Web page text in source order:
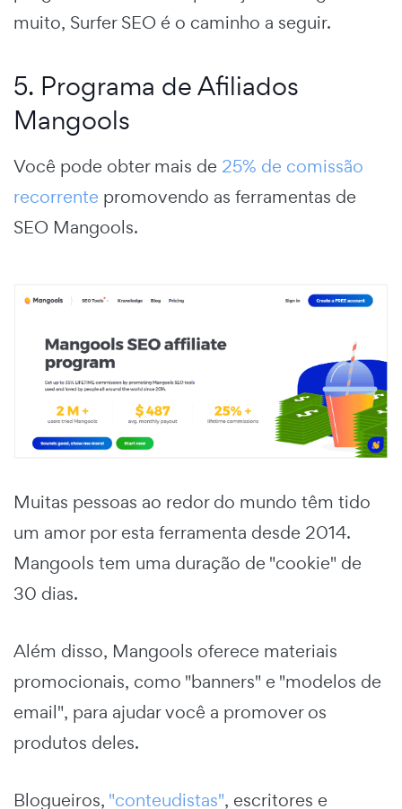
muito, Surfer SEO é o caminho a seguir.
5. Programa de Afiliados
Mangools
Você pode obter mais de 25% de comissão
recorrente promovendo as ferramentas de
SEO Mangools.
Muitas pessoas ao redor do mundo têm tido
um amor por esta ferramenta desde 2014.
Mangools tem uma duração de "cookie" de
30 dias.
Além disso, Mangools oferece materiais
promocionais, como "banners" e "modelos de
email", para ajudar você a promover os
produtos deles.
Blogueiros, "conteudistas", escritores e